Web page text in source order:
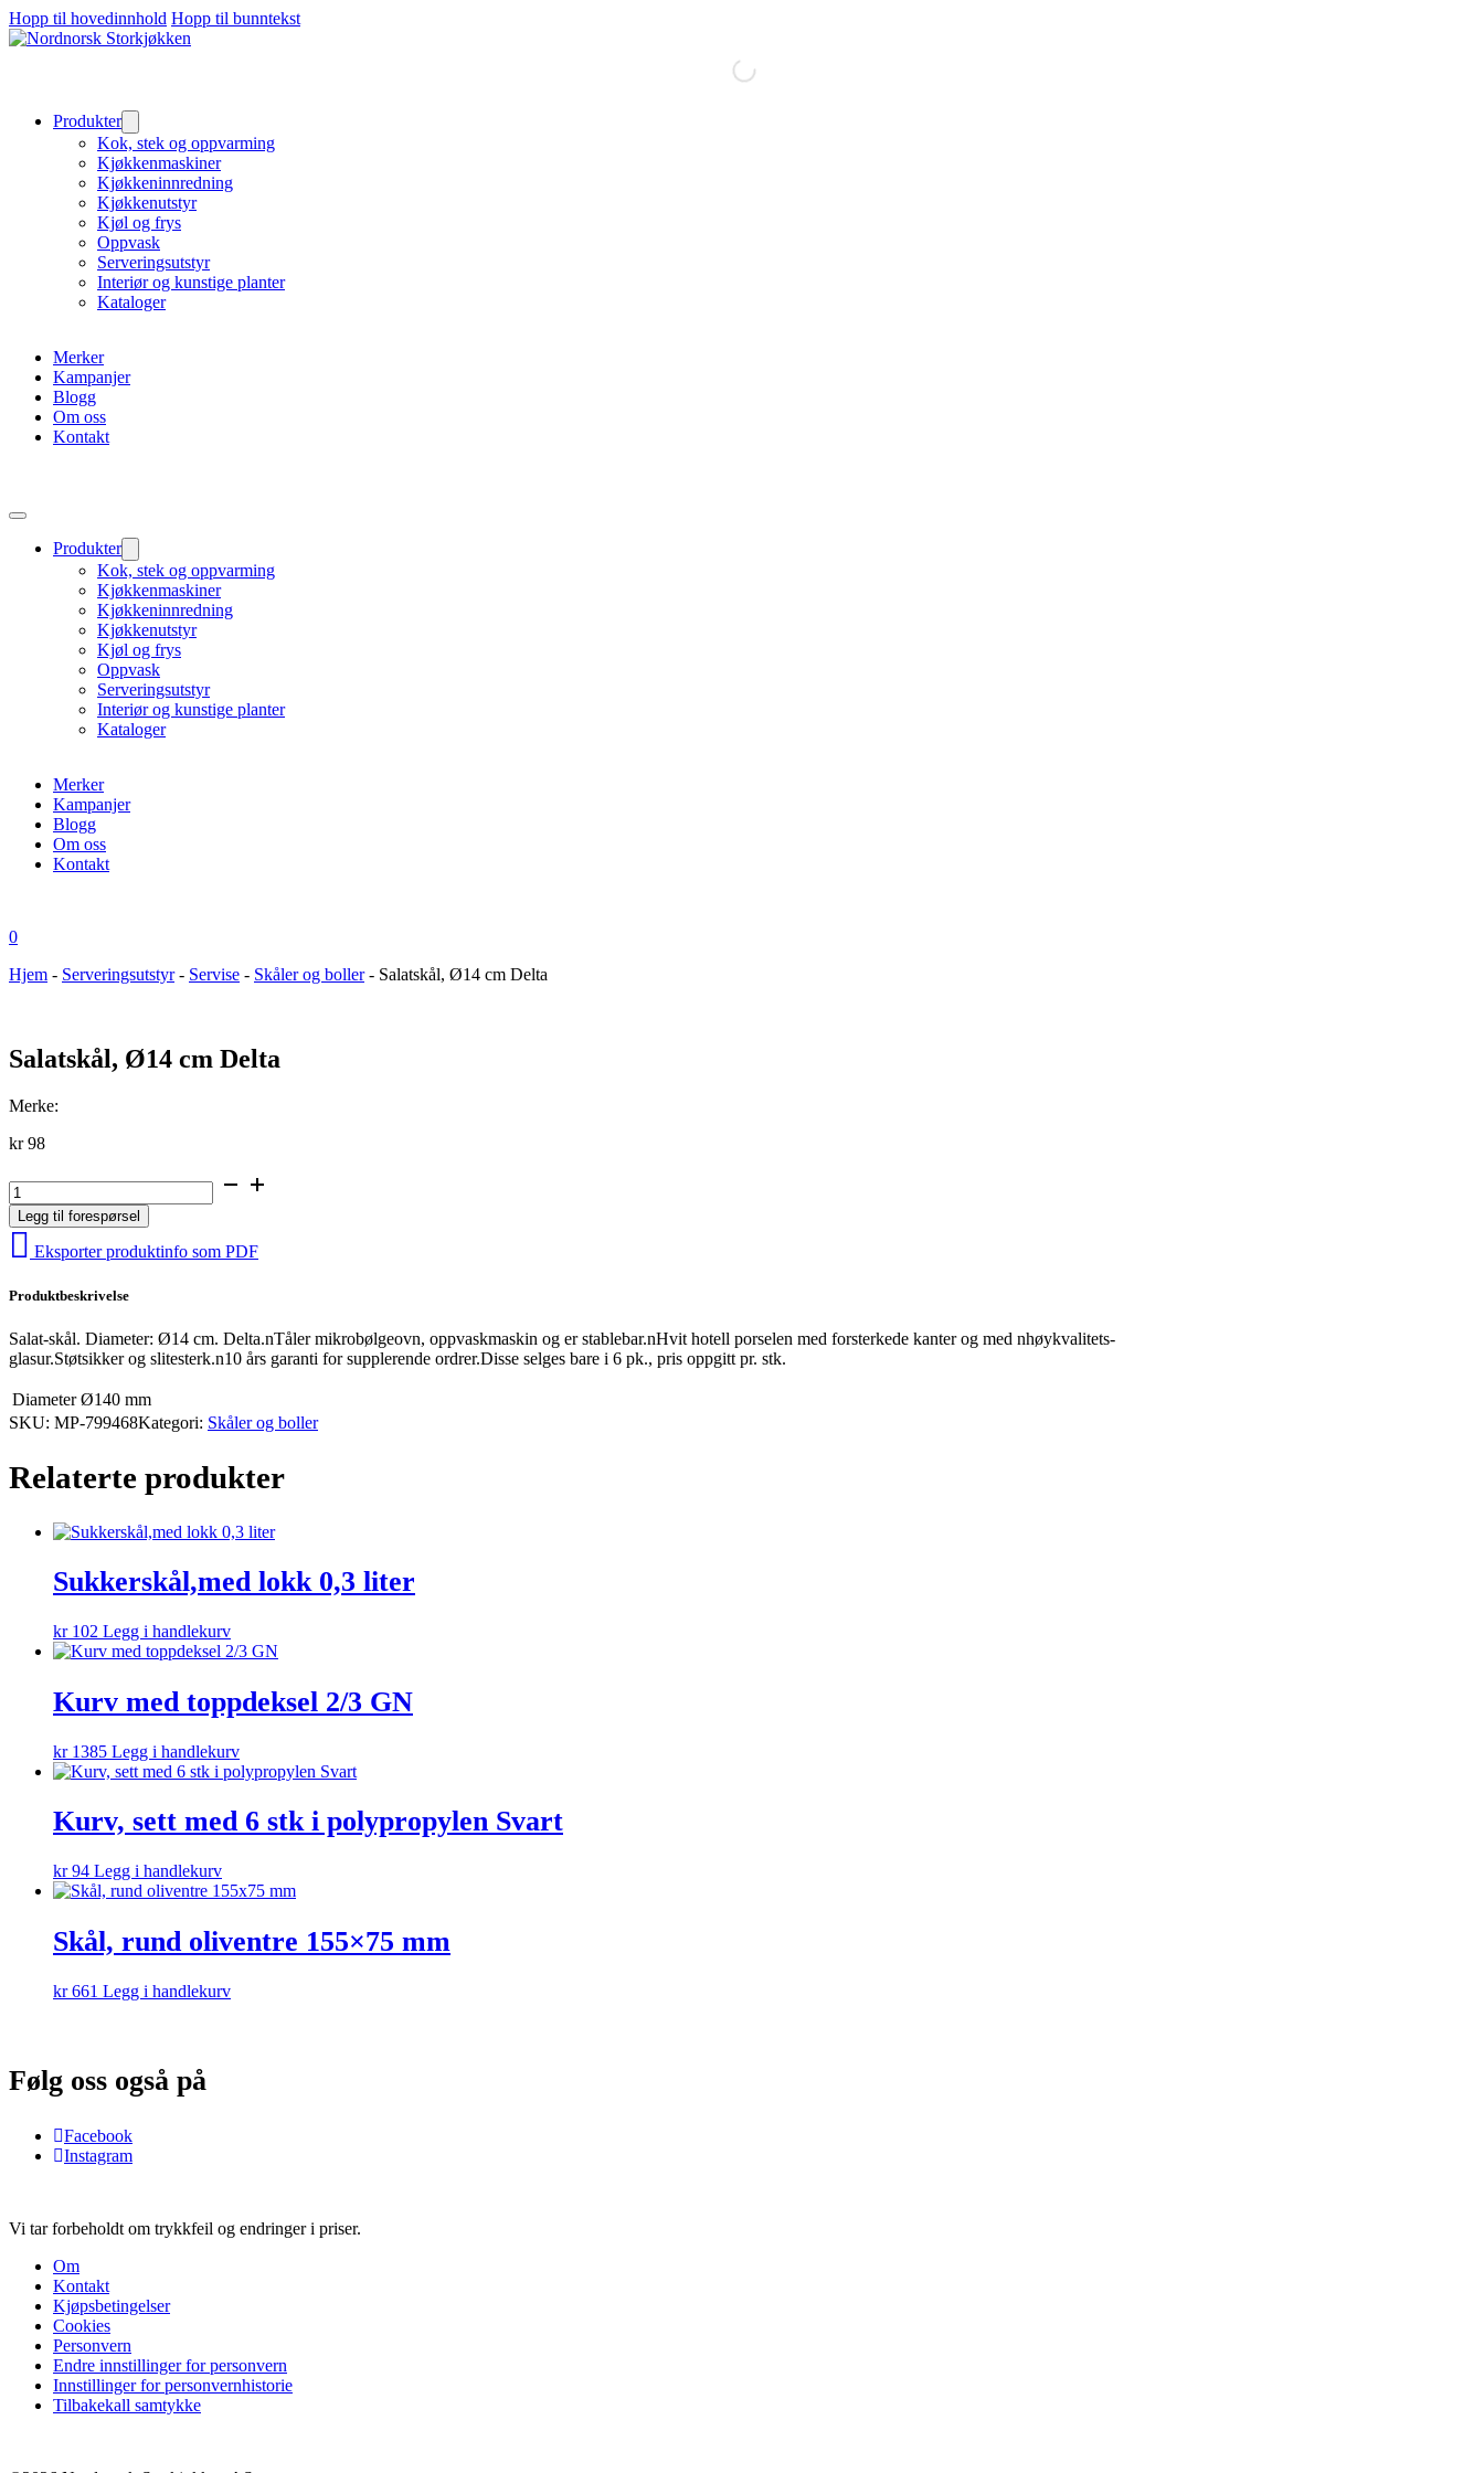
Hopp til hovedinnhold Hopp til bunntekst
Produkter
Kok, stek og oppvarming
Kjøkkenmaskiner
Kjøkkeninnredning
Kjøkkenutstyr
Kjøl og frys
Oppvask
Serveringsutstyr
Interiør og kunstige planter
Kataloger
Merker
Kampanjer
Blogg
Om oss
Kontakt
Produkter
Kok, stek og oppvarming
Kjøkkenmaskiner
Kjøkkeninnredning
Kjøkkenutstyr
Kjøl og frys
Oppvask
Serveringsutstyr
Interiør og kunstige planter
Kataloger
Merker
Kampanjer
Blogg
Om oss
Kontakt
0
Hjem - Serveringsutstyr- Servise - Skåler og boller- Salatskål, Ø14 cm Delta
Salatskål, Ø14 cm Delta
Merke:
kr98
Salatskål,
Ø14
cm
Delta
antall
Legg til forespørsel
Eksporter produktinfo som PDF
Produktbeskrivelse
Salat-skål. Diameter: Ø14 cm. Delta.nTåler mikrobølgeovn, oppvaskmaskin og er stablebar.nHvit hotell porselen med forsterkede kanter og med nhøykvalitets-
glasur.Støtsikker og slitesterk.n10 års garanti for supplerende ordrer.Disse selges bare i 6 pk., pris oppgitt pr. stk.
Diameter Ø140 mm
SKU: MP-799468Kategori: Skåler og boller
Relaterte produkter
Sukkerskål,med lokk 0,3 liter
kr102 Legg i handlekurv
Kurv med toppdeksel 2/3 GN
kr1385 Legg i handlekurv
Kurv, sett med 6 stk i polypropylen Svart
kr94 Legg i handlekurv
Skål, rund oliventre 155×75 mm
kr661 Legg i handlekurv
Følg oss også på
Facebook
Instagram
Vi tar forbeholdt om trykkfeil og endringer i priser.
Om
Kontakt
Kjøpsbetingelser
Cookies
Personvern
Endre innstillinger for personvern
Innstillinger for personvernhistorie
Tilbakekall samtykke